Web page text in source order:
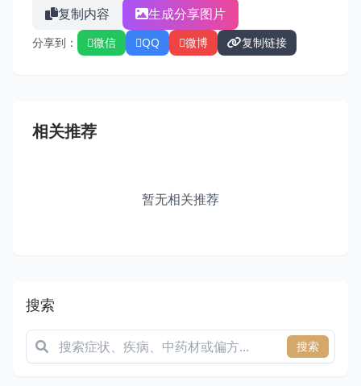
复制内容 生成分享图片
分享到： 微信 QQ 微博 复制链接
相关推荐
暂无相关推荐
搜索
搜索